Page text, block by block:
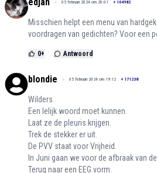
edjan 05 februari 2024 om 20:01 + 104982
Misschien helpt een menu van
voordragen van gedichten? Voor een
0+ Antwoord
blondie 05 februari 2024 om 19:12 + 171238
Wilders.
Een lelijk woord moet kunnen.
Laat ze de pleuris krijgen.
Trek de stekker er uit.
De PVV staat voor Vrijheid.
In Juni gaan we voor de afbraak van de
Terug naar een EEG vorm.